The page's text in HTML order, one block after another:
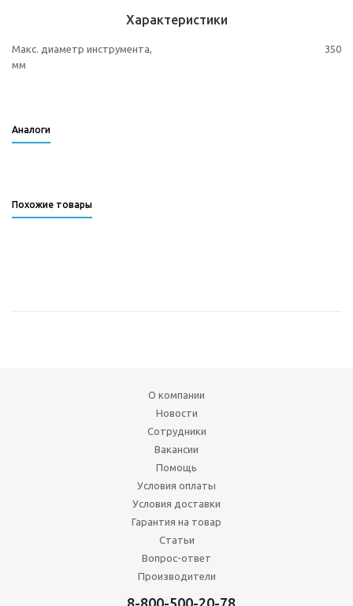
Характеристики
Макс. диаметр инструмента,
мм
350
Аналоги
Похожие товары
О компании
Новости
Сотрудники
Вакансии
Помощь
Условия оплаты
Условия доставки
Гарантия на товар
Статьи
Вопрос-ответ
Производители
8-800-500-20-78